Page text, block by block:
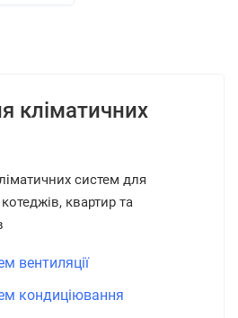
кліматичних
систем для
квартир та
вентиляції
кондиціювання